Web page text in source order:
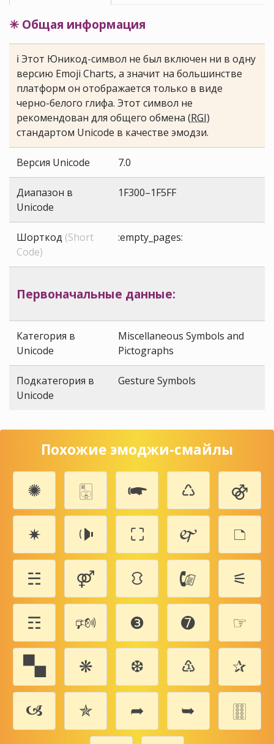
✳ Общая информация
ℹ Этот Юникод-символ не был включен ни в одну
версию Emoji Charts, а значит на большинстве
платформ он отображается только в виде
черно-белого глифа. Этот символ не
рекомендован для общего обмена (RGI)
стандартом Unicode в качестве эмодзи.
Версия Unicode 7.0
Диапазон в
Unicode
1F300–1F5FF
Шорткод (Short
Code)
:empty_pages:
Первоначальные данные:
Категория в
Unicode
Miscellaneous Symbols and
Pictographs
Подкатегория в
Unicode
Gesture Symbols
Похожие эмоджи-смайлы
✺ 🀣 🖛 ♺
⚣
✷
🕩 ⛶ 🙰
🗅
☵
⚤ ⛻ 🕼
⚟
☶
🕬 ❸ ➐
☞
🙿
❋ ❆ ♳
✰
🙦
✯ ➦ ➥
🀠